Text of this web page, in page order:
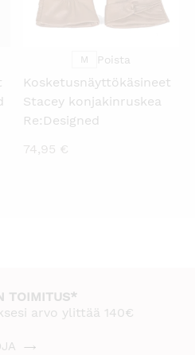
M Poista
Kosketusnäyttökäsineet
Stacey konjakinruskea
Re:Designed
74,95 €
TOIMITUS*
arvo ylittää 140€